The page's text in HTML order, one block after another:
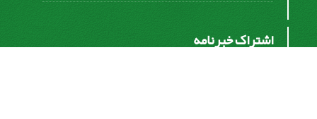
اشتراک خبرنامه